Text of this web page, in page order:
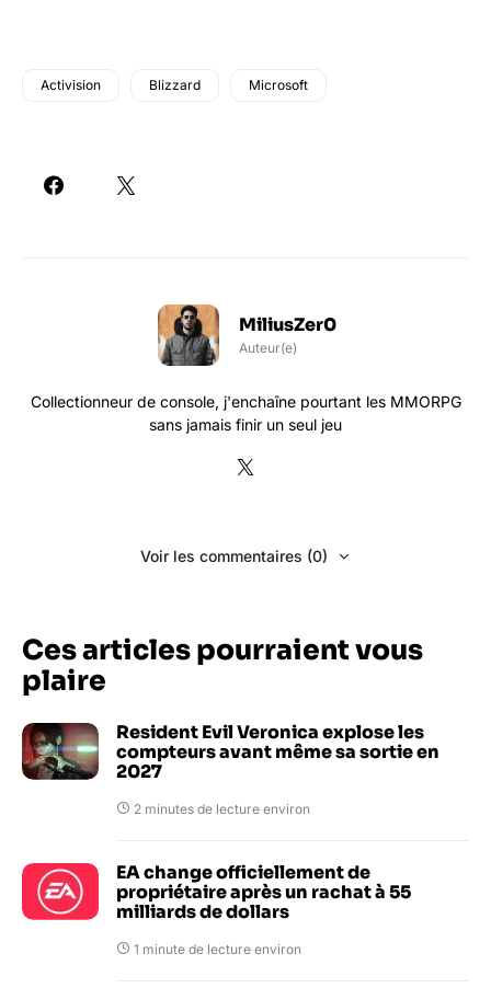
Activision Blizzard Microsoft
MiliusZer0
Auteur(e)
Collectionneur de console, j'enchaîne pourtant les MMORPG
sans jamais finir un seul jeu
Voir les commentaires (0)
Ces articles pourraient vous
plaire
Resident Evil Veronica explose les
compteurs avant même sa sortie en
2027
2 minutes de lecture environ
EA change officiellement de
propriétaire après un rachat à 55
milliards de dollars
1 minute de lecture environ